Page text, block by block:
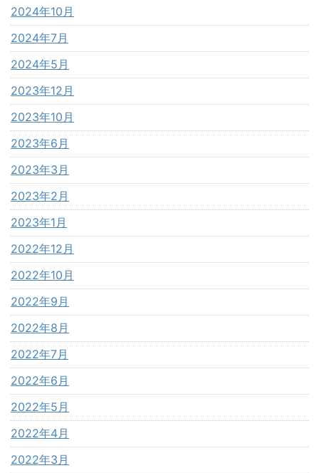
2024年10月
2024年7月
2024年5月
2023年12月
2023年10月
2023年6月
2023年3月
2023年2月
2023年1月
2022年12月
2022年10月
2022年9月
2022年8月
2022年7月
2022年6月
2022年5月
2022年4月
2022年3月